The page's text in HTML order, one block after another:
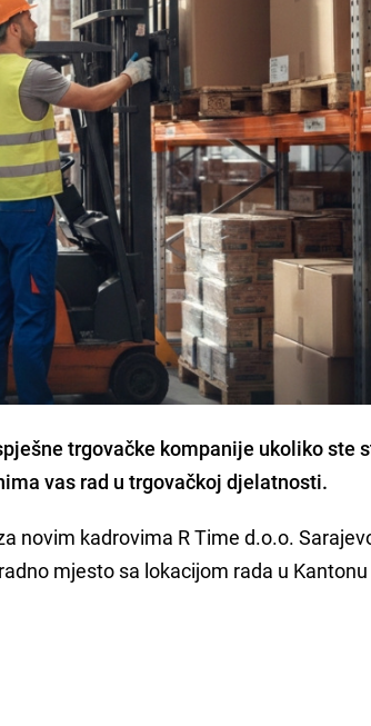
trgovačke kompanije ukoliko ste
vas rad u trgovačkoj djelatnosti.
novim kadrovima R Time d.o.o.
mjesto sa lokacijom rada u Kantonu